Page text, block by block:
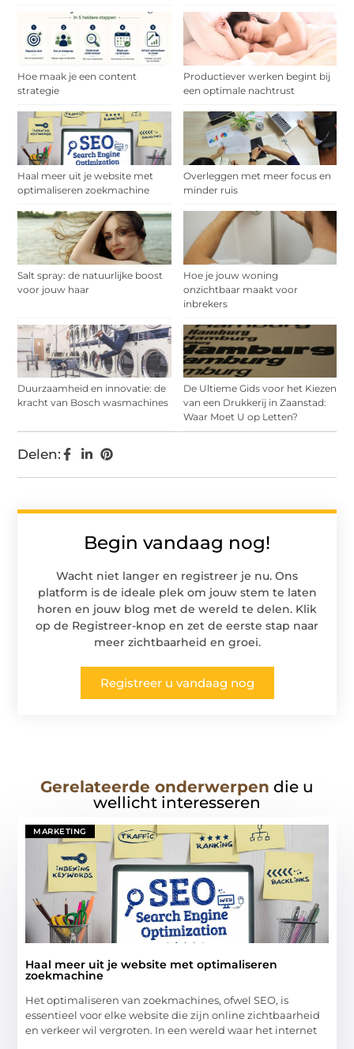
Hoe maak je een content
strategie
Productiever werken begint bij
een optimale nachtrust
Haal meer uit je website met
optimaliseren zoekmachine
Overleggen met meer focus en
minder ruis
Salt spray: de natuurlijke boost
voor jouw haar
Hoe je jouw woning
onzichtbaar maakt voor
inbrekers
Duurzaamheid en innovatie: de
kracht van Bosch wasmachines
De Ultieme Gids voor het Kiezen
van een Drukkerij in Zaanstad:
Waar Moet U op Letten?
Begin vandaag nog!
Wacht niet langer en registreer je nu. Ons
platform is de ideale plek om jouw stem te laten
horen en jouw blog met de wereld te delen. Klik
op de Registreer-knop en zet de eerste stap naar
meer zichtbaarheid en groei.
Registreer u vandaag nog
Delen:
Gerelateerde onderwerpen die u
wellicht interesseren
MARKETING
Haal meer uit je website met optimaliseren
zoekmachine
Het optimaliseren van zoekmachines, ofwel SEO, is
essentieel voor elke website die zijn online zichtbaarheid
en verkeer wil vergroten. In een wereld waar het internet